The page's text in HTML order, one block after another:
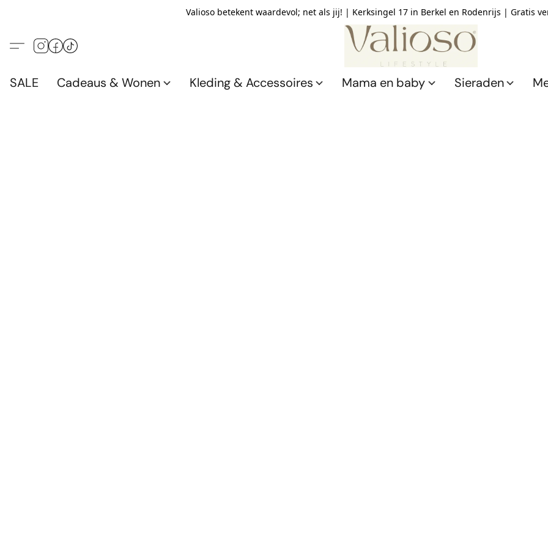
Valioso betekent waardevol; net als jij! | Kerksingel 17 in Berkel en Rodenrijs | Gratis
SALE Cadeaus & Wonen Kleding & Accessoires Mama en baby Sieraden